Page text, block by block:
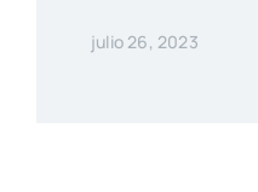
julio 26, 2023